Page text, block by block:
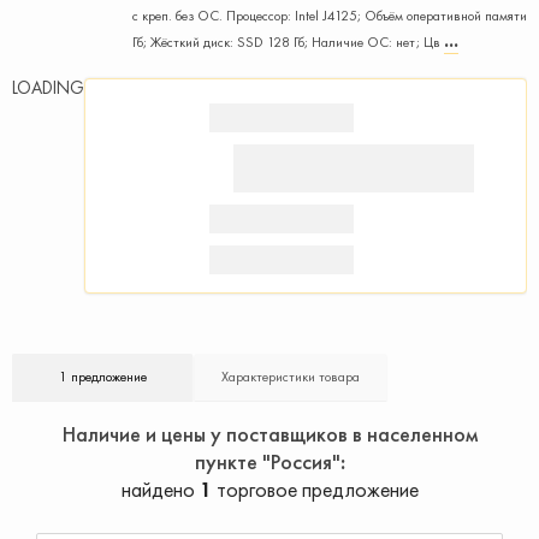
с креп. без ОС. Процессор: Intel J4125; Объём оперативной памяти:
Гб; Жёсткий диск: SSD 128 Гб; Наличие ОС: нет; Цв
LOADING
1 предложение Характеристики товара
Наличие и цены у поставщиков в населенном
пункте "Россия"
найдено 1 торговое предложение